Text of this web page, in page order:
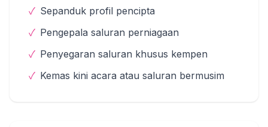
✓ Sepanduk profil pencipta
✓ Pengepala saluran perniagaan
✓ Penyegaran saluran khusus kempen
✓ Kemas kini acara atau saluran bermusim